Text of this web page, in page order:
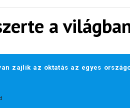
a
zajlik az oktatás az egyes